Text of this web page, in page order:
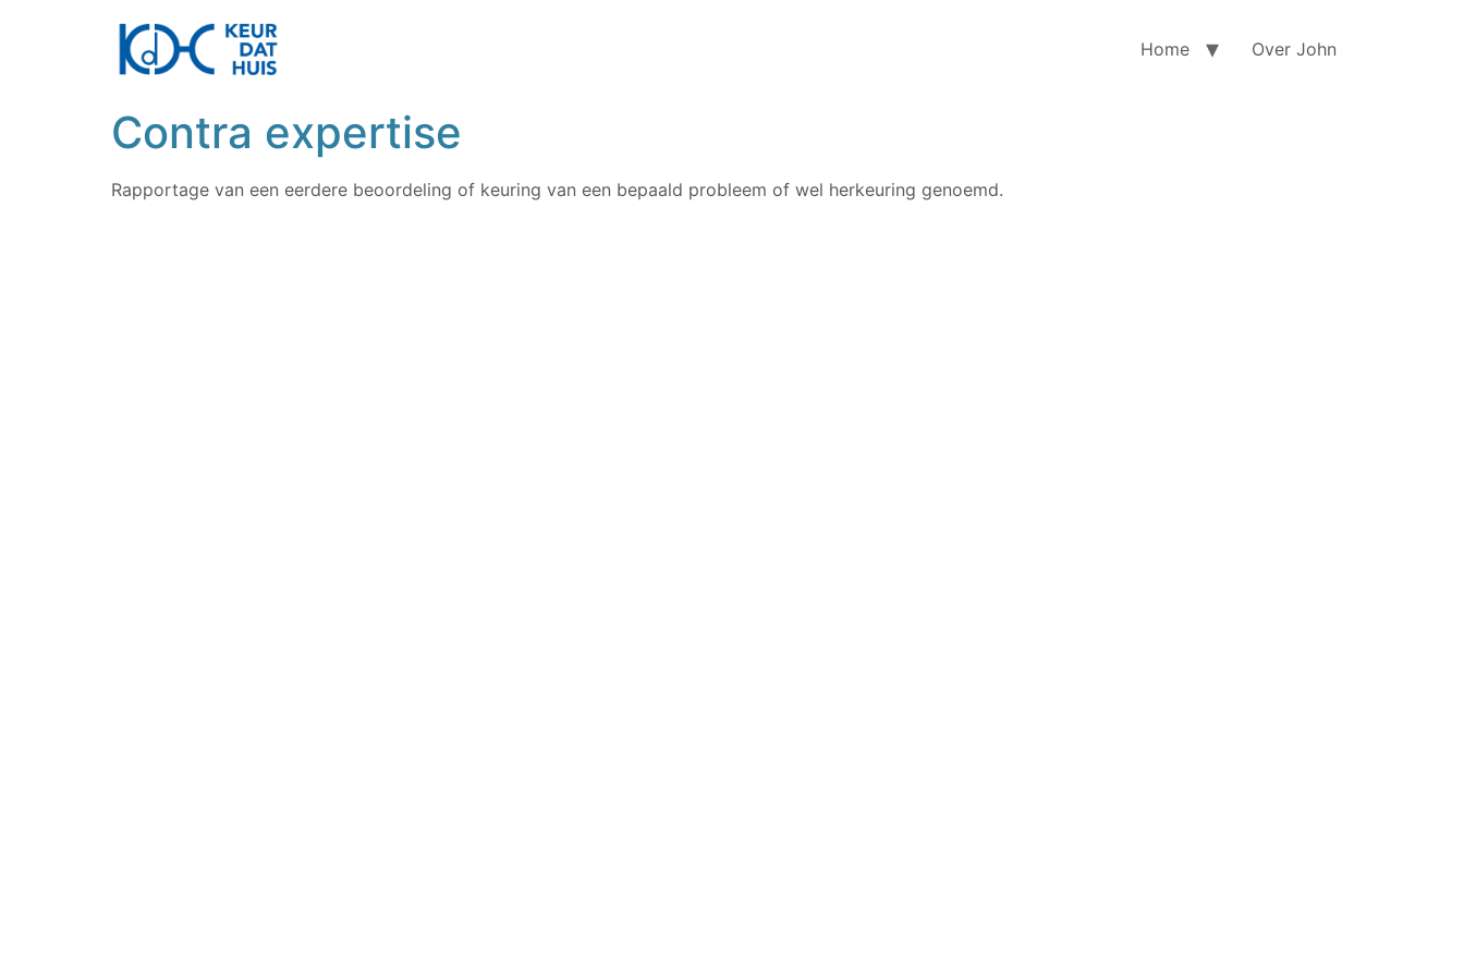
Home Over John
Contra expertise
Rapportage van een eerdere beoordeling of keuring van een bepaald probleem of wel herkeuring genoemd.